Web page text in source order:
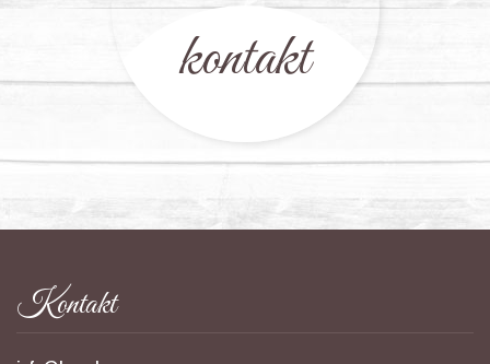
kontakt
Kontakt